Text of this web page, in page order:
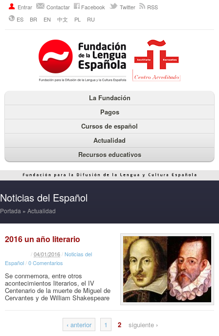
Entrar Contactar Facebook Twitter
RSS
ES
BR EN 中文 PL RU
La Fundación
Pagos
Cursos de español
Actualidad
Recursos educativos
Noticias del Español
Portada » Actualidad
2016 un año literario
/04/01/2016/Noticias del
Español/0 Comentarios
Se conmemora, entre otros
acontecimientos literarios, el IV
Centenario de la muerte de Miguel de
Cervantes y de William Shakespeare
‹anterior 1 2 siguiente ›